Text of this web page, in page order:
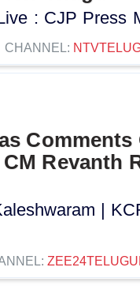
: CJP Press
CHANNEL:
Comments
Revanth
|